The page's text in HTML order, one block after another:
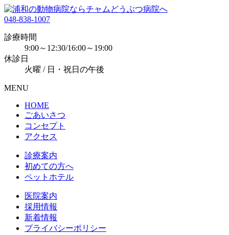
048-838-1007
診療時間
9:00～12:30/16:00～19:00
休診日
火曜 / 日・祝日の午後
MENU
HOME
ごあいさつ
コンセプト
アクセス
診療案内
初めての方へ
ペットホテル
医院案内
採用情報
新着情報
プライバシーポリシー